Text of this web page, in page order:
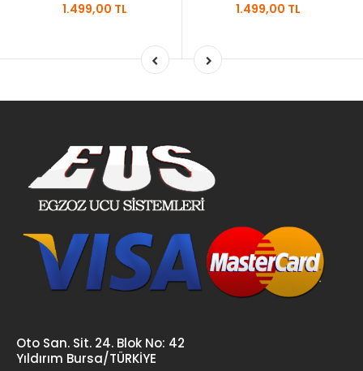
1.499,00 TL 1.499,00 TL
Oto San. Sit. 24. Blok No: 42
Yıldırım Bursa/TÜRKİYE